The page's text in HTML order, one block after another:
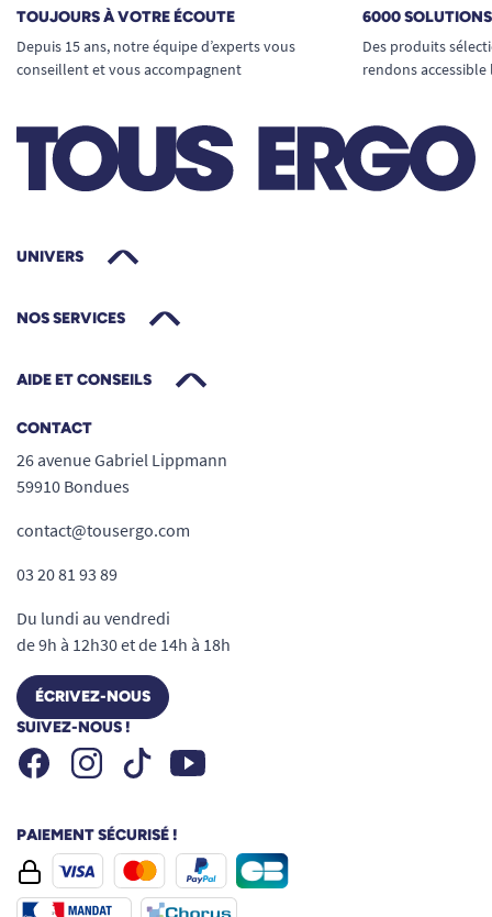
TOUJOURS À VOTRE ÉCOUTE
Depuis 15 ans, notre équipe d’experts vous
conseillent et vous accompagnent
6000
Des produits
rendons
UNIVERS
NOS SERVICES
AIDE ET CONSEILS
CONTACT
26 avenue Gabriel Lippmann
59910 Bondues
contact@tousergo.com
03 20 81 93 89
Du lundi au vendredi
de 9h à 12h30 et de 14h à 18h
ÉCRIVEZ-NOUS
SUIVEZ-NOUS !
FacebookInstagramTiktok Youtube
PAIEMENT SÉCURISÉ !